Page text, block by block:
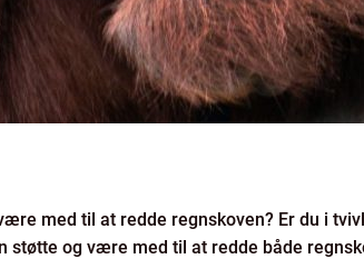
med til at redde regnskoven? Er du i
støtte og være med til at redde både